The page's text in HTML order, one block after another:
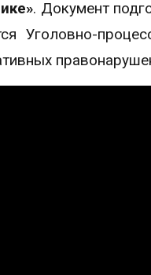
. Документ
Уголовно-